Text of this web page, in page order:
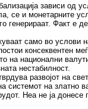
зависи
се и монетарните
генерираат. Факт
само во услови
консеквентен
на национални
нестабилност.
развојот на
системот на
Неа не ја донесе